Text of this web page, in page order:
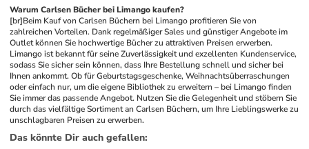
Warum Carlsen Bücher bei Limango kaufen?
[br]Beim Kauf von Carlsen Büchern bei Limango profitieren Sie von
zahlreichen Vorteilen. Dank regelmäßiger Sales und günstiger Angebote im
Outlet können Sie hochwertige Bücher zu attraktiven Preisen erwerben.
Limango ist bekannt für seine Zuverlässigkeit und exzellenten Kundenservice,
sodass Sie sicher sein können, dass Ihre Bestellung schnell und sicher bei
Ihnen ankommt. Ob für Geburtstagsgeschenke, Weihnachtsüberraschungen
oder einfach nur, um die eigene Bibliothek zu erweitern – bei Limango finden
Sie immer das passende Angebot. Nutzen Sie die Gelegenheit und stöbern Sie
durch das vielfältige Sortiment an Carlsen Büchern, um Ihre Lieblingswerke zu
unschlagbaren Preisen zu erwerben.
Das könnte Dir auch gefallen: